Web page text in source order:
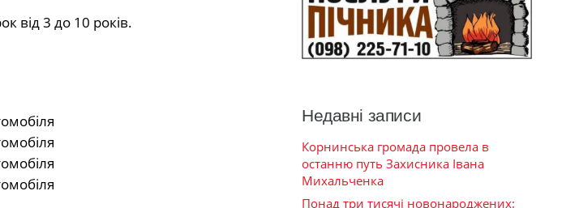
від 3 до 10 років.
Недавні записи
Корнинська громада провела в
останню путь Захисника Івана
Михальченка
Понад три тисячі новонароджених: